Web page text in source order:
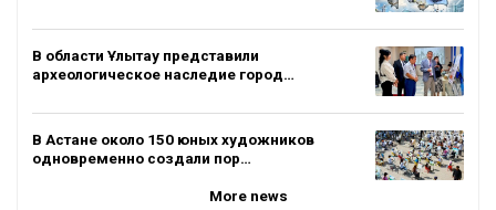
В области Ұлытау представили
археологическое наследие город…
В Астане около 150 юных художников
одновременно создали пор…
More news